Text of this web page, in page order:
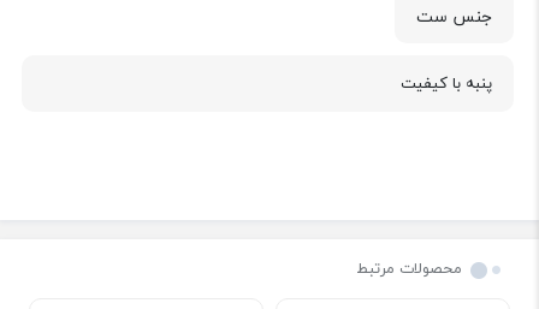
جنس ست
پنبه با کیفیت
محصولات مرتبط